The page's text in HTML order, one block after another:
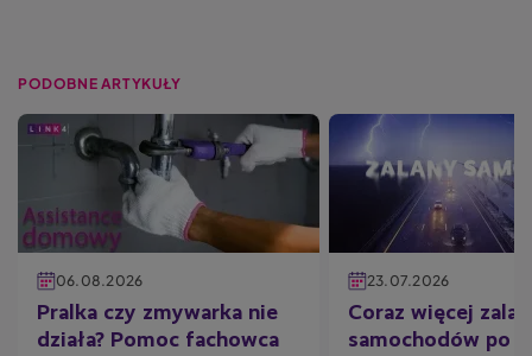
PODOBNE ARTYKUŁY
06.08.2026
Pralka czy zmywarka nie
działa? Pomoc fachowca
23.07.2026
Coraz więcej
samochodów po